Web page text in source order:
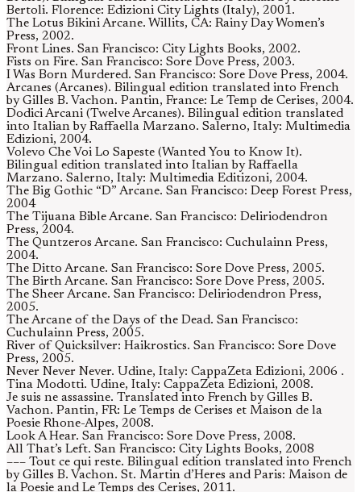
Bertoli. Florence: Edizioni City Lights (Italy), 2001.
The Lotus Bikini Arcane. Willits, CA: Rainy Day Women’s
Press, 2002.
Front Lines. San Francisco: City Lights Books, 2002.
Fists on Fire. San Francisco: Sore Dove Press, 2003.
I Was Born Murdered. San Francisco: Sore Dove Press, 2004.
Arcanes (Arcanes). Bilingual edition translated into French
by Gilles B. Vachon. Pantin, France: Le Temp de Cerises, 2004.
Dodici Arcani (Twelve Arcanes). Bilingual edition translated
into Italian by Raffaella Marzano. Salerno, Italy: Multimedia
Edizioni, 2004.
Volevo Che Voi Lo Sapeste (Wanted You to Know It).
Bilingual edition translated into Italian by Raffaella
Marzano. Salerno, Italy: Multimedia Editizoni, 2004.
The Big Gothic “D” Arcane. San Francisco: Deep Forest Press,
2004
The Tijuana Bible Arcane. San Francisco: Deliriodendron
Press, 2004.
The Quntzeros Arcane. San Francisco: Cuchulainn Press,
2004.
The Ditto Arcane. San Francisco: Sore Dove Press, 2005.
The Birth Arcane. San Francisco: Sore Dove Press, 2005.
The Sheer Arcane. San Francisco: Deliriodendron Press,
2005.
The Arcane of the Days of the Dead. San Francisco:
Cuchulainn Press, 2005.
River of Quicksilver: Haikrostics. San Francisco: Sore Dove
Press, 2005.
Never Never Never. Udine, Italy: CappaZeta Edizioni, 2006 .
Tina Modotti. Udine, Italy: CappaZeta Edizioni, 2008.
Je suis ne assassine. Translated into French by Gilles B.
Vachon. Pantin, FR: Le Temps de Cerises et Maison de la
Poesie Rhone-Alpes, 2008.
Look A Hear. San Francisco: Sore Dove Press, 2008.
All That’s Left. San Francisco: City Lights Books, 2008
––– Tout ce qui reste. Bilingual edition translated into French
by Gilles B. Vachon. St. Martin d’Heres and Paris: Maison de
la Poesie and Le Temps des Cerises, 2011.